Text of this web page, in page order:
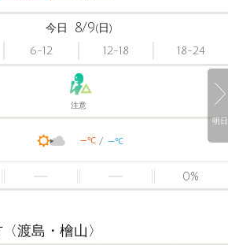
明日
今日 8/9(日)
6-12 12-18 18-24
注意
-℃ -℃
0%
渡島・檜山〉